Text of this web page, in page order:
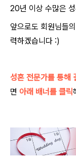
20년 이상 수많은
앞으로도 회원님들
력하겠습니다 :)
성혼 전문가를 통해
면 아래 배너를 클릭